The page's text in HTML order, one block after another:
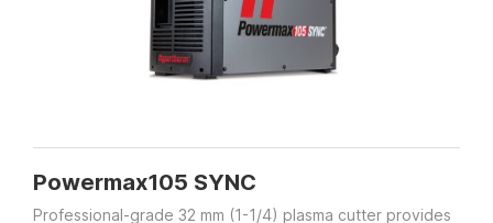
Powermax105 SYNC
Professional-grade 32 mm (1-1/4) plasma cutter provides